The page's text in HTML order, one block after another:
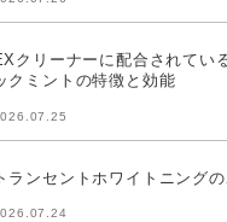
クリーナーに配合されてい
クミントの特徴と効能
ランセントホワイトニング